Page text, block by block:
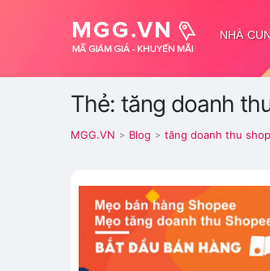
NHÀ
Thẻ: tăng doanh
MGG.VN > Blog > tăng doanh thu